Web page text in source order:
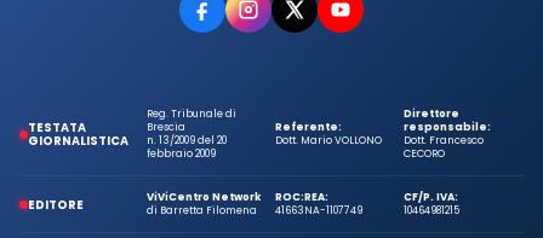
TESTATA
GIORNALISTICA
Reg. Tribunale di
Brescia
n. 13/2009 del 20
febbraio 2009
Referente:
Dott. Mario VOLLONO
Direttore
responsabile:
Dott. Francesco
CECORO
EDITORE
ViViCentro Network
di Barretta Filomena
ROC:
41663
REA:
NA-1107749
CF/P. IVA:
10464981215